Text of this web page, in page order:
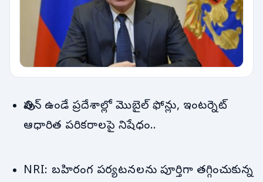
పుతిన్ ఉండే ప్రదేశాల్లో మొబైల్ ఫోన్లు, ఇంటర్నెట్
ఆధారిత పరికరాలపై నిషేధం..
NRI: బహిరంగ పర్యటనలను పూర్తిగా తగ్గించుకున్న